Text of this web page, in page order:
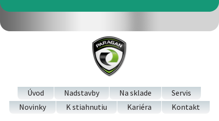
Úvod Nadstavby Na sklade
Servis
Novinky
K stiahnutiu Kariéra Kontakt